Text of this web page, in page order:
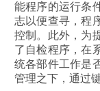
能程序的运行条
志以便查寻，程
控制。此外，为
了自检程序，在
统各部件工作是
管理之下，通过